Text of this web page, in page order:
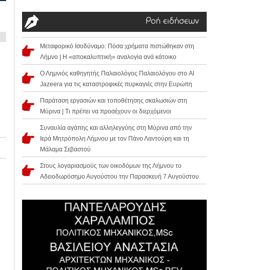
Ροή ειδήσεων
Μεταφορικό Ισοδύναμο: Πόσα χρήματα πιστώθηκαν στη
Λήμνο | Η «αποκαλυπτική» αναλογία ανά κάτοικο
Ο Λημνιός καθηγητής Παλαιολόγος Παλαιολόγου στο Al
Jazeera για τις καταστροφικές πυρκαγιές στην Ευρώπη
Παράταση εργασιών και τοποθέτησης σκαλωσιών στη
Μύρινα | Τι πρέπει να προσέχουν οι διερχόμενοι
Συναυλία αγάπης και αλληλεγγύης στη Μύρινα από την
Ιερά Μητρόπολη Λήμνου με τον Πάνο Λαντούρη και τη
Μάλαμα Σεβαστού
Στους λογαριασμούς των οικοδόμων της Λήμνου το
Αδειοδωρόσημο Αυγούστου την Παρασκευή 7 Αυγούστου